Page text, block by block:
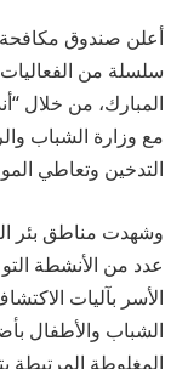
أعلن صندوق مكافحة
سلسلة من الفعاليات
المبارك، من خلال
مع وزارة الشباب
التدخين وتعاطي
وشهدت مناطق بئر
عدد من الأنشطة
الأسر بآليات
الشباب والأطفال
المغلوطة المرتبطة